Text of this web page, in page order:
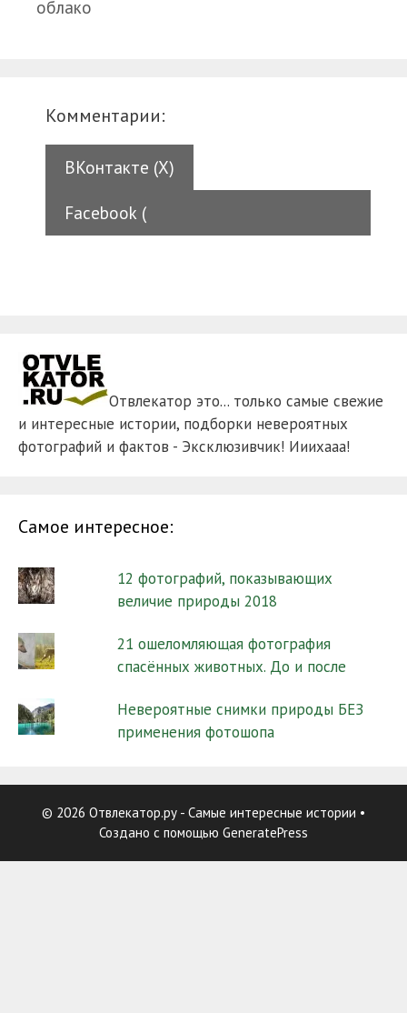
облако
Комментарии:
ВКонтакте (X)
Facebook (
Отвлекатор это... только самые свежие
и интересные истории, подборки невероятных
фотографий и фактов - Эксклюзивчик! Ииихааа!
Самое интересное:
12 фотографий, показывающих
величие природы 2018
21 ошеломляющая фотография
спасённых животных. До и после
Невероятные снимки природы БЕЗ
применения фотошопа
© 2026 Отвлекатор.ру - Самые интересные истории •
Создано с помощью GeneratePress